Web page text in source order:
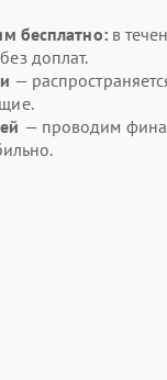
бесплатно: в
доплат.
—
— проводим